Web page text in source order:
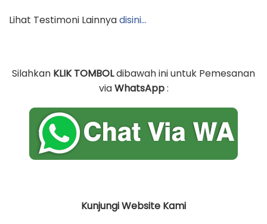
Lihat Testimoni Lainnyadisini…
Silahkan KLIK TOMBOLdibawah ini untuk Pemesanan
viaWhatsApp:
Kunjungi Website Kami